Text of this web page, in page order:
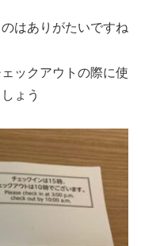
はありがたいですね
ックアウトの際に使
ょう